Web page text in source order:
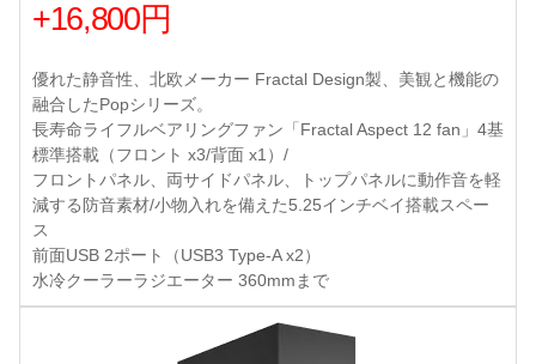
+16,800円
優れた静音性、北欧メーカー Fractal Design製、美観と機能の
融合したPopシリーズ。
長寿命ライフルベアリングファン「Fractal Aspect 12 fan」4基
標準搭載（フロント x3/背面 x1）/
フロントパネル、両サイドパネル、トップパネルに動作音を軽
減する防音素材/小物入れを備えた5.25インチベイ搭載スペー
ス
前面USB 2ポート（USB3 Type-A x2）
水冷クーラーラジエーター 360mmまで